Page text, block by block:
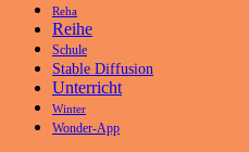
Reha
Reihe
Schule
Stable Diffusion
Unterricht
Winter
Wonder-App